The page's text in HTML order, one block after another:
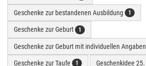
Geschenke zur bestandenen Ausbildung 1
Geschenke zur Geburt 1
Geschenke zur Geburt mit individuellen Angaben
Geschenke zur Taufe 1 Geschenkidee